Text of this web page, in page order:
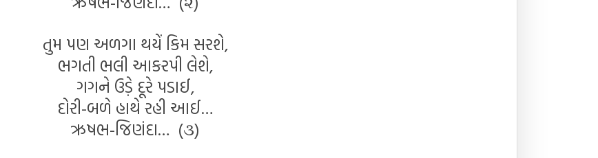
તુમ પણ અળગા થયેં કિમ સરશે,
ભગતી ભલી આકરપી લેશે,
ગગને ઉડ઼ે દૂરે પડાઈ,
દોરી-બળે હાથે રહી આઈ…
ઋષભ-જિણંદા… (૩)